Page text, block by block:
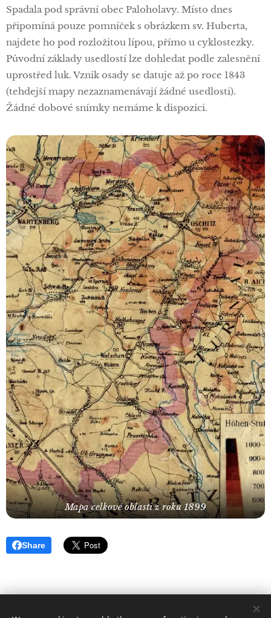
Spadala pod správní obec Paloholavy. Místo dnes
připomíná pouze pomníček s obrázkem sv. Huberta,
najdete ho pod rozložitou lípou, přímo u cyklostezky.
Původní základy usedlostí lze dohledat podle zalesnění
uprostřed luk. Vznik osady se datuje až po roce 1843
(tehdejší mapy nezaznamenávají žádné usedlosti).
Žádné dobové snímky nemáme k dispozici.
Mapa celkové oblasti z roku 1899
Share